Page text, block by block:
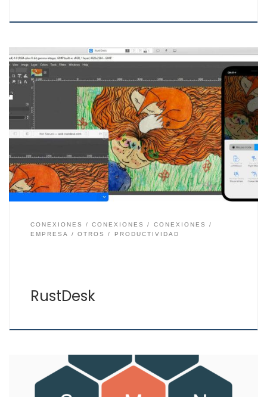
Muchos usuarios conocen TeamViewer o AnyDesk, dos
grandes aplicaciones para acceder remotamente a
ordenadores y dispositivos. Ambos tienen la versión
gratuita y la versión con licencia para poder trabajar
con una mayor cantidad de funciones. Pero también
existe RustDesk una aplicación de escritorio remoto
gratis como alternativa a las de […]
CONEXIONES CONEXIONES
CONEXIONES
EMPRESA
OTROS PRODUCTIVIDAD
RustDesk